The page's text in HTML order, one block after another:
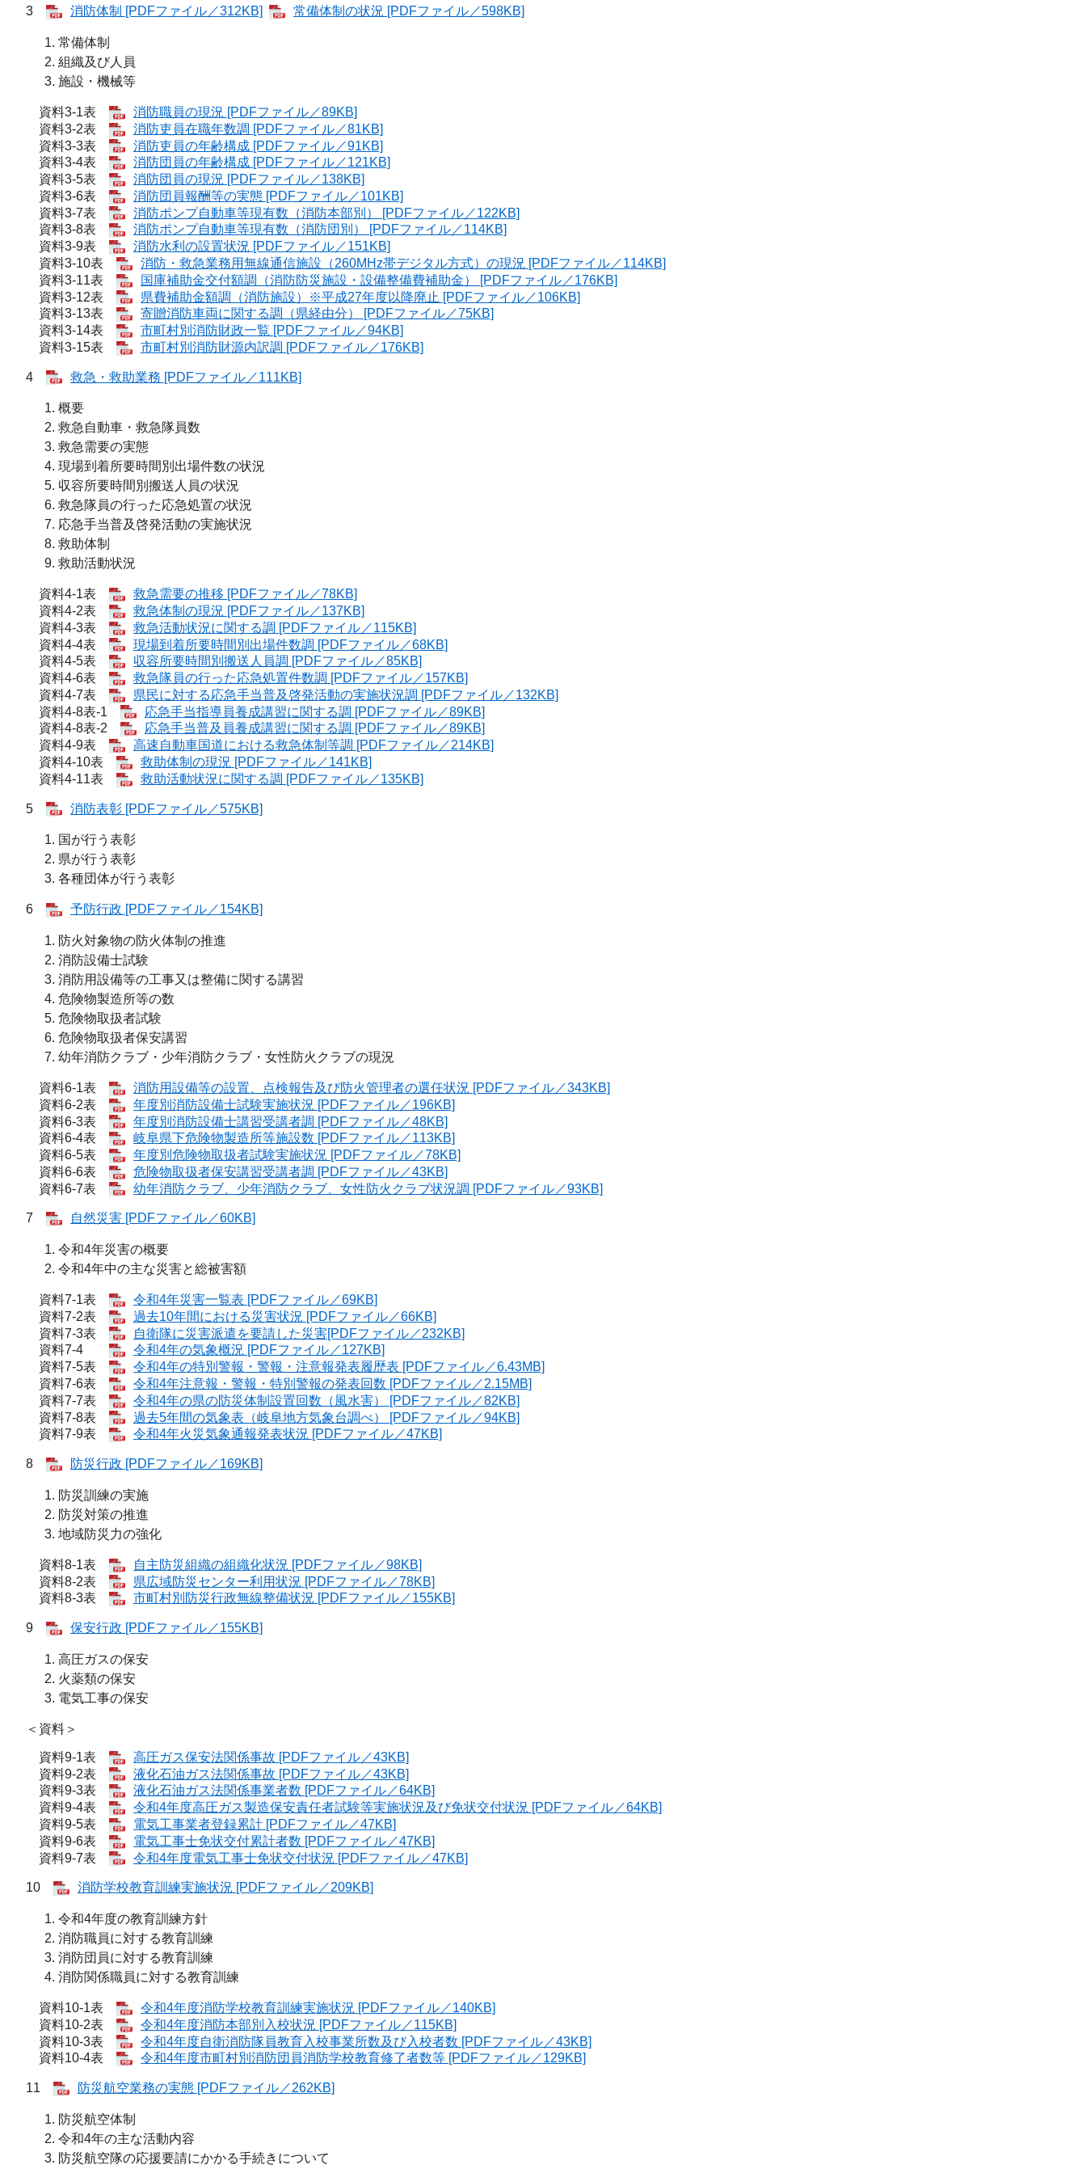
3 消防体制 [PDFファイル／312KB] 常備体制の状況 [PDFファイル／598KB]
常備体制
組織及び人員
施設・機械等
資料3-1表
消防職員の現況 [PDFファイル／89KB]
資料3-2表
消防吏員在職年数調 [PDFファイル／81KB]
資料3-3表
消防吏員の年齢構成 [PDFファイル／91KB]
資料3-4表
消防団員の年齢構成 [PDFファイル／121KB]
資料3-5表
消防団員の現況 [PDFファイル／138KB]
資料3-6表
消防団員報酬等の実態 [PDFファイル／101KB]
資料3-7表
消防ポンプ自動車等現有数（消防本部別） [PDFファイル／122KB]
資料3-8表
消防ポンプ自動車等現有数（消防団別） [PDFファイル／114KB]
資料3-9表
消防水利の設置状況 [PDFファイル／151KB]
資料3-10表
消防・救急業務用無線通信施設（260MHz帯デジタル方式）の現況 [PDFファイル／114KB]
資料3-11表
国庫補助金交付額調（消防防災施設・設備整備費補助金） [PDFファイル／176KB]
資料3-12表
県費補助金額調（消防施設）※平成27年度以降廃止 [PDFファイル／106KB]
資料3-13表
寄贈消防車両に関する調（県経由分） [PDFファイル／75KB]
資料3-14表
市町村別消防財政一覧 [PDFファイル／94KB]
資料3-15表
市町村別消防財源内訳調 [PDFファイル／176KB]
4 救急・救助業務 [PDFファイル／111KB]
概要
救急自動車・救急隊員数
救急需要の実態
現場到着所要時間別出場件数の状況
収容所要時間別搬送人員の状況
救急隊員の行った応急処置の状況
応急手当普及啓発活動の実施状況
救助体制
救助活動状況
資料4-1表
救急需要の推移 [PDFファイル／78KB]
資料4-2表
救急体制の現況 [PDFファイル／137KB]
資料4-3表
救急活動状況に関する調 [PDFファイル／115KB]
資料4-4表
現場到着所要時間別出場件数調 [PDFファイル／68KB]
資料4-5表
収容所要時間別搬送人員調 [PDFファイル／85KB]
資料4-6表
救急隊員の行った応急処置件数調 [PDFファイル／157KB]
資料4-7表
県民に対する応急手当普及啓発活動の実施状況調 [PDFファイル／132KB]
資料4-8表-1
応急手当指導員養成講習に関する調 [PDFファイル／89KB]
資料4-8表-2
応急手当普及員養成講習に関する調 [PDFファイル／89KB]
資料4-9表
高速自動車国道における救急体制等調 [PDFファイル／214KB]
資料4-10表
救助体制の現況 [PDFファイル／141KB]
資料4-11表
救助活動状況に関する調 [PDFファイル／135KB]
5 消防表彰 [PDFファイル／575KB]
国が行う表彰
県が行う表彰
各種団体が行う表彰
6 予防行政 [PDFファイル／154KB]
防火対象物の防火体制の推進
消防設備士試験
消防用設備等の工事又は整備に関する講習
危険物製造所等の数
危険物取扱者試験
危険物取扱者保安講習
幼年消防クラブ・少年消防クラブ・女性防火クラブの現況
資料6-1表
消防用設備等の設置、点検報告及び防火管理者の選任状況 [PDFファイル／343KB]
資料6-2表
年度別消防設備士試験実施状況 [PDFファイル／196KB]
資料6-3表
年度別消防設備士講習受講者調 [PDFファイル／48KB]
資料6-4表
岐阜県下危険物製造所等施設数 [PDFファイル／113KB]
資料6-5表
年度別危険物取扱者試験実施状況 [PDFファイル／78KB]
資料6-6表
危険物取扱者保安講習受講者調 [PDFファイル／43KB]
資料6-7表
幼年消防クラブ、少年消防クラブ、女性防火クラブ状況調 [PDFファイル／93KB]
7 自然災害 [PDFファイル／60KB]
令和4年災害の概要
令和4年中の主な災害と総被害額
資料7-1表
令和4年災害一覧表 [PDFファイル／69KB]
資料7-2表
過去10年間における災害状況 [PDFファイル／66KB]
資料7-3表
自衛隊に災害派遣を要請した災害[PDFファイル／232KB]
資料7-4
令和4年の気象概況 [PDFファイル／127KB]
資料7-5表
令和4年の特別警報・警報・注意報発表履歴表 [PDFファイル／6.43MB]
資料7-6表
令和4年注意報・警報・特別警報の発表回数 [PDFファイル／2.15MB]
資料7-7表
令和4年の県の防災体制設置回数（風水害） [PDFファイル／82KB]
資料7-8表
過去5年間の気象表（岐阜地方気象台調べ） [PDFファイル／94KB]
資料7-9表
令和4年火災気象通報発表状況 [PDFファイル／47KB]
8 防災行政 [PDFファイル／169KB]
防災訓練の実施
防災対策の推進
地域防災力の強化
資料8-1表
自主防災組織の組織化状況 [PDFファイル／98KB]
資料8-2表
県広域防災センター利用状況 [PDFファイル／78KB]
資料8-3表
市町村別防災行政無線整備状況 [PDFファイル／155KB]
9 保安行政 [PDFファイル／155KB]
高圧ガスの保安
火薬類の保安
電気工事の保安
＜資料＞
資料9-1表
高圧ガス保安法関係事故 [PDFファイル／43KB]
資料9-2表
液化石油ガス法関係事故 [PDFファイル／43KB]
資料9-3表
液化石油ガス法関係事業者数 [PDFファイル／64KB]
資料9-4表
令和4年度高圧ガス製造保安責任者試験等実施状況及び免状交付状況 [PDFファイル／64KB]
資料9-5表
電気工事業者登録累計 [PDFファイル／47KB]
資料9-6表
電気工事士免状交付累計者数 [PDFファイル／47KB]
資料9-7表
令和4年度電気工事士免状交付状況 [PDFファイル／47KB]
10 消防学校教育訓練実施状況 [PDFファイル／209KB]
令和4年度の教育訓練方針
消防職員に対する教育訓練
消防団員に対する教育訓練
消防関係職員に対する教育訓練
資料10-1表
令和4年度消防学校教育訓練実施状況 [PDFファイル／140KB]
資料10-2表
令和4年度消防本部別入校状況 [PDFファイル／115KB]
資料10-3表
令和4年度自衛消防隊員教育入校事業所数及び入校者数 [PDFファイル／43KB]
資料10-4表
令和4年度市町村別消防団員消防学校教育修了者数等 [PDFファイル／129KB]
11 防災航空業務の実態 [PDFファイル／262KB]
防災航空体制
令和4年の主な活動内容
防災航空隊の応援要請にかかる手続きについて